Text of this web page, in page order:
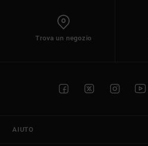
Trova un negozio
AIUTO